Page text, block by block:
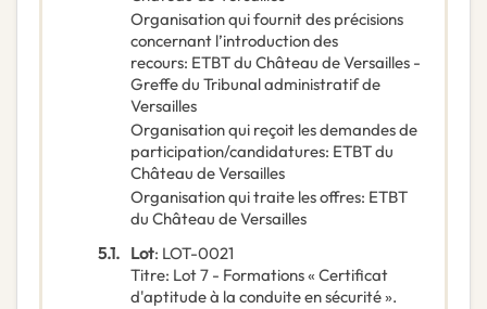
Organisation qui fournit des précisions
concernant l’introduction des
recours: ETBT du Château de Versailles -
Greffe du Tribunal administratif de
Versailles
Organisation qui reçoit les demandes de
participation/candidatures: ETBT du
Château de Versailles
Organisation qui traite les offres: ETBT
du Château de Versailles
5.1. Lot: LOT-0021
Titre: Lot 7 - Formations « Certificat
d'aptitude à la conduite en sécurité ».